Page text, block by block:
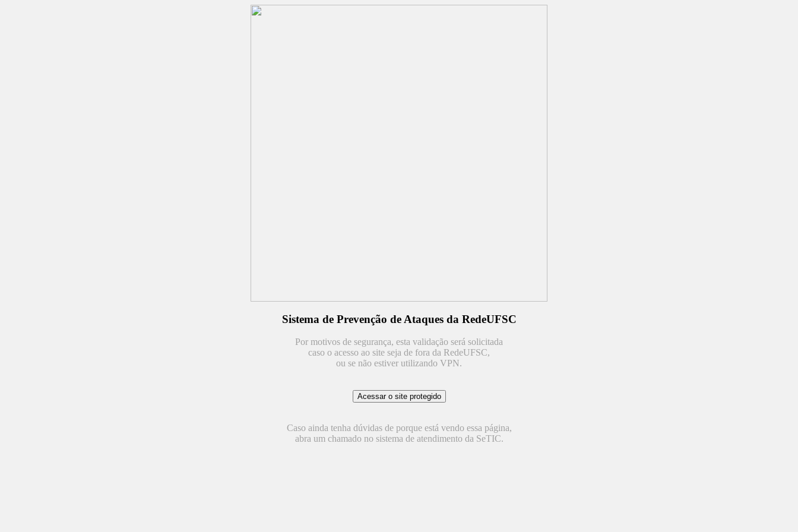
Sistema de Prevenção de Ataques da RedeUFSC
Por motivos de segurança, esta validação será solicitada
caso o acesso ao site seja de fora da RedeUFSC,
ou se não estiver utilizando VPN.
Caso ainda tenha dúvidas de porque está vendo essa página,
abra um chamado no sistema de atendimento da SeTIC.